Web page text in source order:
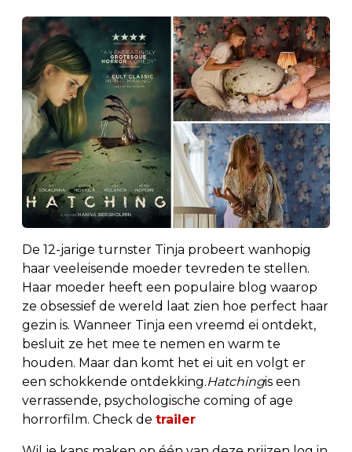
De 12-jarige turnster Tinja probeert wanhopig
haar veeleisende moeder tevreden te stellen.
Haar moeder heeft een populaire blog waarop
ze obsessief de wereld laat zien hoe perfect haar
gezin is. Wanneer Tinja een vreemd ei ontdekt,
besluit ze het mee te nemen en warm te
houden. Maar dan komt het ei uit en volgt er
een schokkende ontdekking.Hatchingis een
verrassende, psychologische coming of age
horrorfilm. Check de trailer